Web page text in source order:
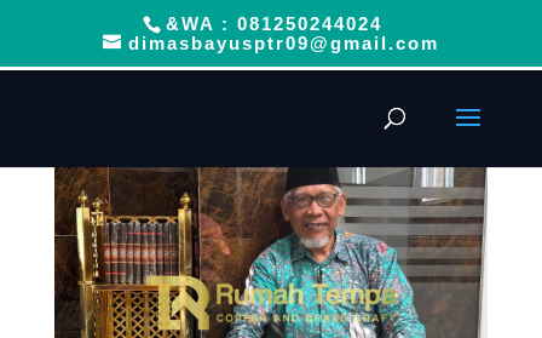
&WA : 081250244024
dimasbayusptr09@gmail.com